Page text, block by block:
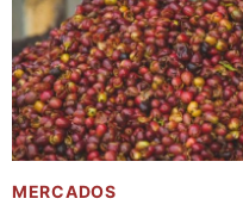
MERCADOS